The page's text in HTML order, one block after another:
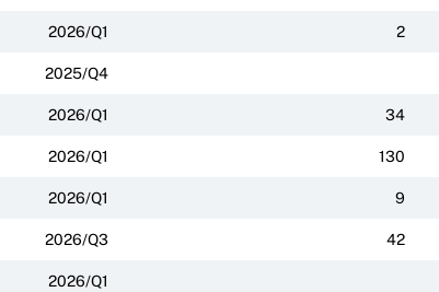
2026/Q1 2
2025/Q4
2026/Q1 34
2026/Q1 130
2026/Q1 9
2026/Q3 42
2026/Q1